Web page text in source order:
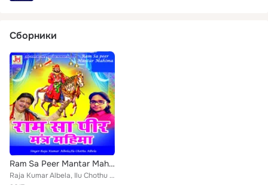
Сборники
Ram Sa Peer Mantar Mahima
Raja Kumar Albela, Ilu Chothu Albela